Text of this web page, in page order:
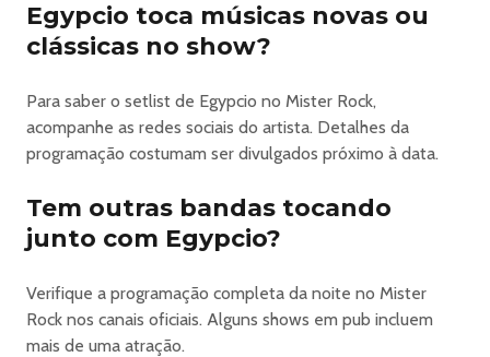
Egypcio toca músicas novas ou
clássicas no show?
Para saber o setlist de Egypcio no Mister Rock,
acompanhe as redes sociais do artista. Detalhes da
programação costumam ser divulgados próximo à data.
Tem outras bandas tocando
junto com Egypcio?
Verifique a programação completa da noite no Mister
Rock nos canais oficiais. Alguns shows em pub incluem
mais de uma atração.